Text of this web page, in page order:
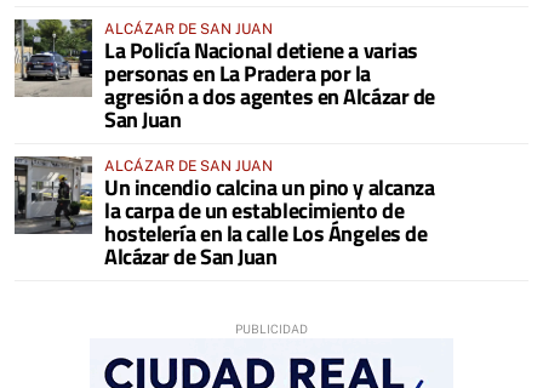
ALCÁZAR DE SAN JUAN
La Policía Nacional detiene a varias
personas en La Pradera por la
agresión a dos agentes en Alcázar de
San Juan
ALCÁZAR DE SAN JUAN
Un incendio calcina un pino y alcanza
la carpa de un establecimiento de
hostelería en la calle Los Ángeles de
Alcázar de San Juan